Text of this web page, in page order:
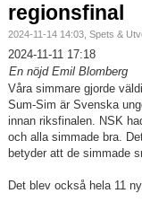
regionsfinal
2024-11-14 14:03, Spets &
2024-11-11 17:18
En nöjd Emil Blomberg
Våra simmare gjorde
Sum-Sim är Svenska
innan riksfinalen. NSK
och alla simmade bra.
betyder att de simmade
Det blev också hela 11